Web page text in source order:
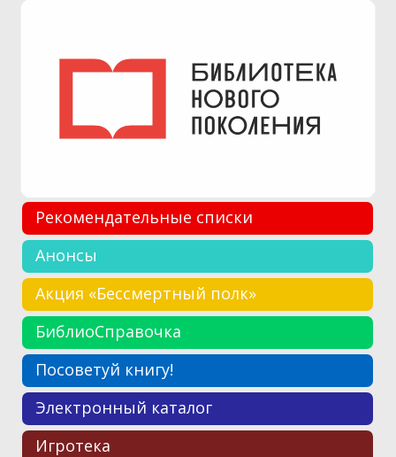
Рекомендательные списки
Анонсы
Акция «Бессмертный полк»
БиблиоСправочка
Посоветуй книгу!
Электронный каталог
Игротека